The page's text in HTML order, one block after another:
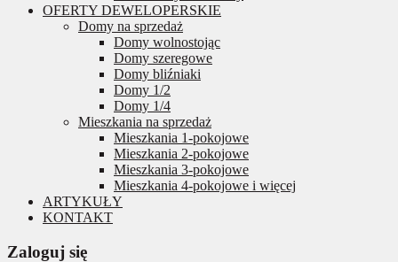
OFERTY DEWELOPERSKIE
Domy na sprzedaż
Domy wolnostojąc
Domy szeregowe
Domy bliźniaki
Domy 1/2
Domy 1/4
Mieszkania na sprzedaż
Mieszkania 1-pokojowe
Mieszkania 2-pokojowe
Mieszkania 3-pokojowe
Mieszkania 4-pokojowe i więcej
ARTYKUŁY
KONTAKT
Zaloguj się